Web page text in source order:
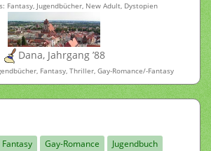
Fantasy, Jugendbücher, New Adult, Dystopien
Dana, Jahrgang ’88
Fantasy, Thriller, Gay-Romance/-Fantasy
Fantasy Gay-Romance
Jugendbuch